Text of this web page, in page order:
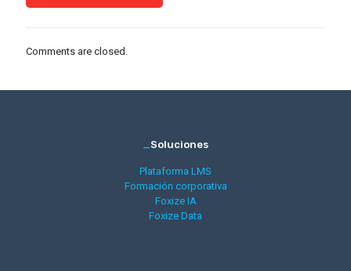
Comments are closed.
_Soluciones
Plataforma LMS
Formación corporativa
Foxize IA
Foxize Data